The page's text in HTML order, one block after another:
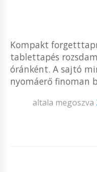
Kompakt
tablettapés
óránként. A sajtó
nyomáerő finoman
altala megoszva